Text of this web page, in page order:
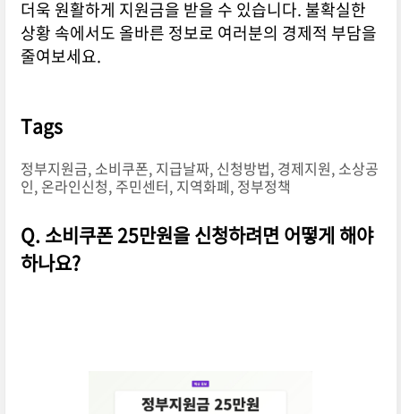
더욱 원활하게 지원금을 받을 수 있습니다. 불확실한
상황 속에서도 올바른 정보로 여러분의 경제적 부담을
줄여보세요.
Tags
정부지원금, 소비쿠폰, 지급날짜, 신청방법, 경제지원, 소상공
인, 온라인신청, 주민센터, 지역화폐, 정부정책
Q. 소비쿠폰 25만원을 신청하려면 어떻게 해야
하나요?